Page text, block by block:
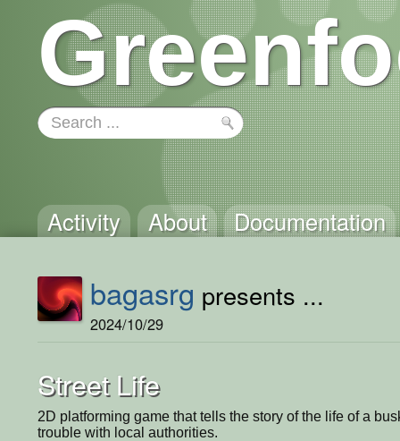
Activity About Documentation
bagasrg presents ...
2024/10/29
Street Life
2D platforming game that tells the story of the life of a
trouble with local authorities.